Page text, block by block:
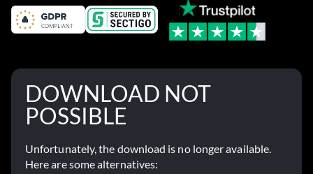
DOWNLOAD NOT
POSSIBLE
Unfortunately, the download is no longer available.
Here are some alternatives: